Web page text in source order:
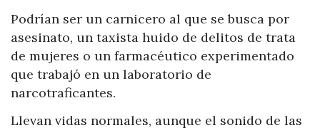
Podrían ser un carnicero al que se busca por
asesinato, un taxista huido de delitos de trata
de mujeres o un farmacéutico experimentado
que trabajó en un laboratorio de
narcotraficantes.
Llevan vidas normales, aunque el sonido de las